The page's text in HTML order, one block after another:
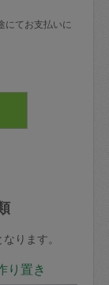
にてお支払いに
ります。
り置き